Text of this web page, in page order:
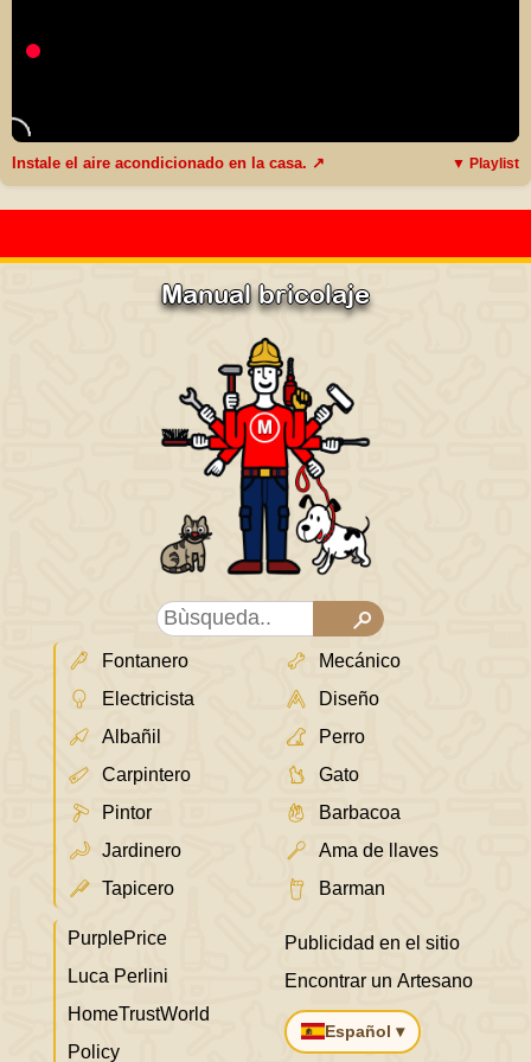
Instale el aire acondicionado en la casa. ↗ ▼ Playlist
Manual bricolaje
Fontanero
Electricista
Albañil
Carpintero
Pintor
Jardinero
Tapicero
Mecánico
Diseño
Perro
Gato
Barbacoa
Ama de llaves
Barman
PurplePrice
Luca Perlini
HomeTrustWorld
Policy
Publicidad en el sitio
Encontrar un Artesano
Español ▾